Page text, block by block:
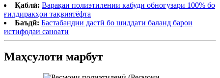
Қаблӣ: Варақаи полиэтилении кабуди обногузари 100% бо
ғилдиракҳои тақвиятёфта
Баъдӣ: Бастабандии дастӣ бо шиддати баланд барои
истифодаи саноатӣ
Маҳсулоти марбут